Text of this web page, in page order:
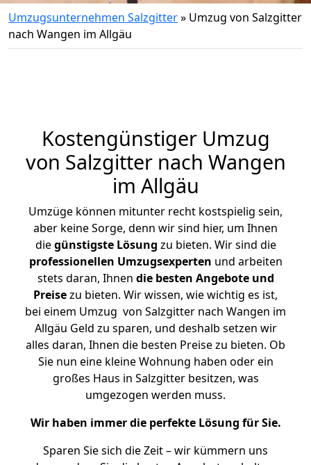
Umzugsunternehmen Salzgitter» Umzug von Salzgitter
nach Wangen im Allgäu
Kostengünstiger Umzug
von Salzgitter nach Wangen
im Allgäu
Umzüge können mitunter recht kostspielig sein,
aber keine Sorge, denn wir sind hier, um Ihnen
diegünstigste Lösung zu bieten. Wir sind die
professionellen Umzugsexperten und arbeiten
stets daran, Ihnen die besten Angebote und
Preisezu bieten. Wir wissen, wie wichtig es ist,
bei einem Umzug von Salzgitter nach Wangen im
Allgäu Geld zu sparen, und deshalb setzen wir
alles daran, Ihnen die besten Preise zu bieten. Ob
Sie nun eine kleine Wohnung haben oder ein
großes Haus in Salzgitter besitzen, was
umgezogen werden muss.
Wir haben immer die perfekte Lösung für Sie.
Sparen Sie sich die Zeit – wir kümmern uns